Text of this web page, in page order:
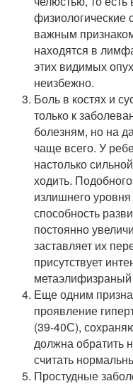
физиологические
важным
находятся в
этих видимых
неизбежно.
Боль в костях и
только к
болезням, но на
чаще всего. У
настолько
ходить.
излишнего
способность
постоянно
заставляет их
присутствует
метаэлифизраный
Еще одним
проявление
(39-40С),
должна обратить
считать
Простудные